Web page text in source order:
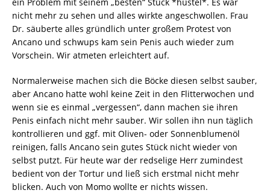
nicht mehr zu sehen und alles wirkte angeschwollen. Frau
Dr. säuberte alles gründlich unter großem Protest von
Ancano und schwups kam sein Penis auch wieder zum
Vorschein. Wir atmeten erleichtert auf.
Normalerweise machen sich die Böcke diesen selbst sauber,
aber Ancano hatte wohl keine Zeit in den Flitterwochen und
wenn sie es einmal „vergessen“, dann machen sie ihren
Penis einfach nicht mehr sauber. Wir sollen ihn nun täglich
kontrollieren und ggf. mit Oliven- oder Sonnenblumenöl
reinigen, falls Ancano sein gutes Stück nicht wieder von
selbst putzt. Für heute war der redselige Herr zumindest
bedient von der Tortur und ließ sich erstmal nicht mehr
blicken. Auch von Momo wollte er nichts wissen.